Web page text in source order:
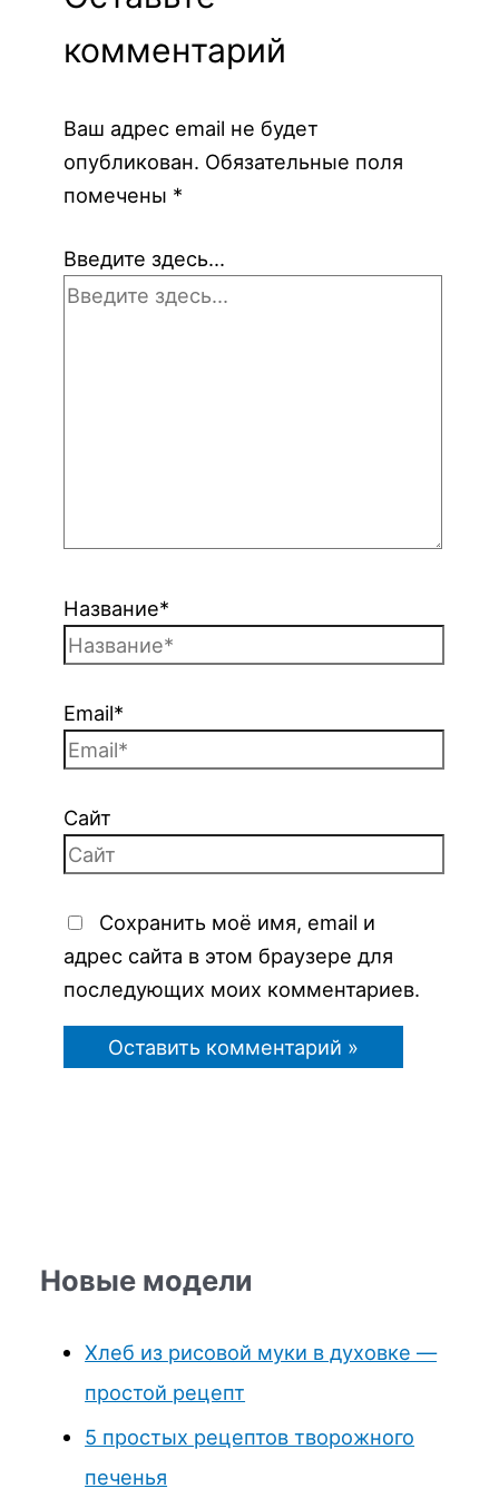
комментарий
Ваш адрес email не будет
опубликован. Обязательные поля
помечены *
Введите здесь...
Название*
Email*
Сайт
Сохранить моё имя, email и
адрес сайта в этом браузере для
последующих моих комментариев.
Новые модели
Хлеб из рисовой муки в духовке —
простой рецепт
5 простых рецептов творожного
печенья